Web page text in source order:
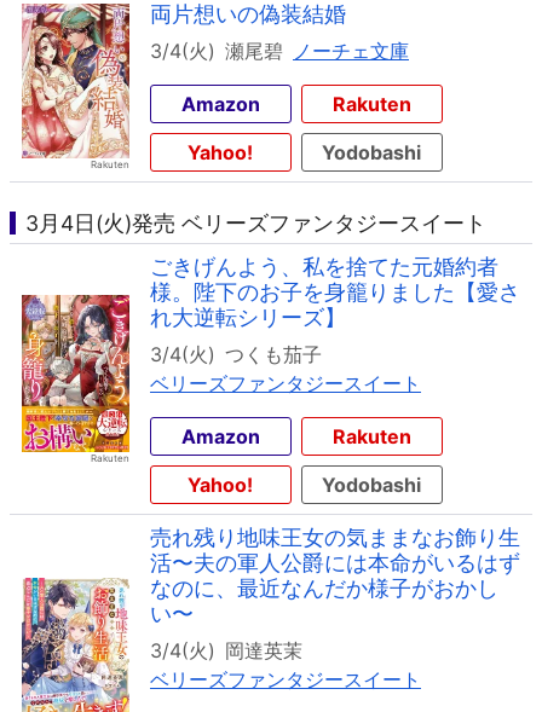
両片想いの偽装結婚
3/4(火) 瀬尾碧 ノーチェ文庫
Amazon
Rakuten
Yahoo!
Yodobashi
3月4日(火)発売 ベリーズファンタジースイート
ごきげんよう、私を捨てた元婚約者
様。陛下のお子を身籠りました【愛さ
れ大逆転シリーズ】
3/4(火) つくも茄子
ベリーズファンタジースイート
Amazon
Rakuten
Yahoo!
Yodobashi
売れ残り地味王女の気ままなお飾り生
活〜夫の軍人公爵には本命がいるはず
なのに、最近なんだか様子がおかし
い〜
3/4(火) 岡達英茉
ベリーズファンタジースイート